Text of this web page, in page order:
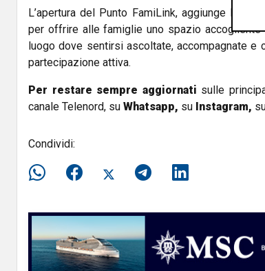
L’apertura del Punto FamiLink, aggiunge
per offrire alle famiglie uno spazio accogliente
luogo dove sentirsi ascoltate, accompagnate
partecipazione attiva.
Per restare sempre aggiornati sulle
canale Telenord, su Whatsapp, su Instagram,
Condividi: